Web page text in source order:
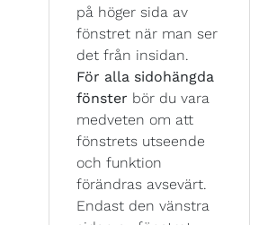
på höger sida av
fönstret när man ser
det från insidan.
För alla sidohängda
fönster bör du vara
medveten om att
fönstrets utseende
och funktion
förändras avsevärt.
Endast den vänstra